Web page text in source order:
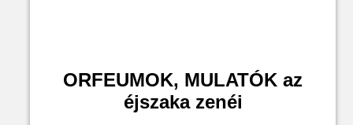
ORFEUMOK, MULATÓK az
éjszaka zenéi